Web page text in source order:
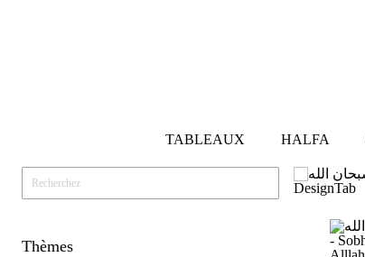
TABLEAUX HALFA
Thèmes